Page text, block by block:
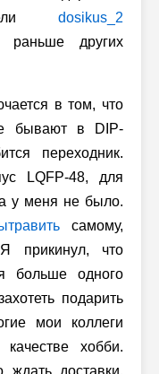
dosikus_2
других
в том, что
бывают в DIP-
переходник.
LQFP-48, для
у меня не было.
самому,
прикинул, что
больше одного
подарить
мои коллеги
хобби.
доставки.